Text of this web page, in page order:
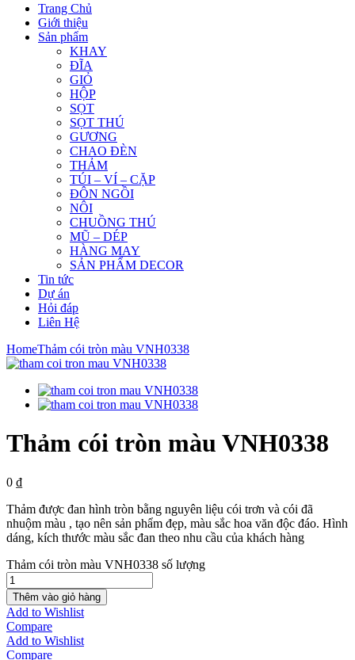
Trang Chủ
Giới thiệu
Sản phẩm
KHAY
ĐĨA
GIỎ
HỘP
SỌT
SỌT THÚ
GƯƠNG
CHAO ĐÈN
THẢM
TÚI – VÍ – CẶP
ĐÔN NGỒI
NÔI
CHUỒNG THÚ
MŨ – DÉP
HÀNG MAY
SẢN PHẨM DECOR
Tin tức
Dự án
Hỏi đáp
Liên Hệ
HomeThảm cói tròn màu VNH0338
Thảm cói tròn màu VNH0338
0 ₫
Thảm được đan hình tròn bằng nguyên liệu cói trơn và cói đã
nhuộm màu , tạo nên sản phẩm đẹp, màu sắc hoa văn độc đáo. Hình
dáng, kích thước màu sắc đan theo nhu cầu của khách hàng
Thảm cói tròn màu VNH0338 số lượng
Thêm vào giỏ hàng
Add to Wishlist
Compare
Add to Wishlist
Compare